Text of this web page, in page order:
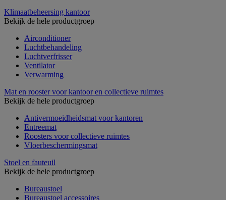
Klimaatbeheersing kantoor
Bekijk de hele productgroep
Airconditioner
Luchtbehandeling
Luchtverfrisser
Ventilator
Verwarming
Mat en rooster voor kantoor en collectieve ruimtes
Bekijk de hele productgroep
Antivermoeidheidsmat voor kantoren
Entreemat
Roosters voor collectieve ruimtes
Vloerbeschermingsmat
Stoel en fauteuil
Bekijk de hele productgroep
Bureaustoel
Bureaustoel accessoires